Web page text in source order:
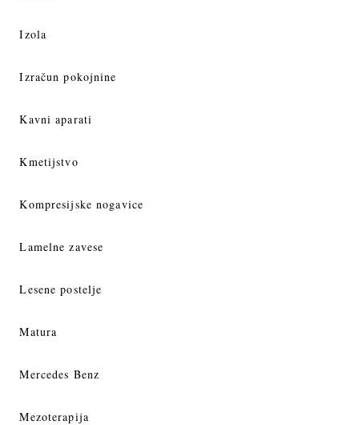
Izola
Izračun pokojnine
Kavni aparati
Kmetijstvo
Kompresijske nogavice
Lamelne zavese
Lesene postelje
Matura
Mercedes Benz
Mezoterapija